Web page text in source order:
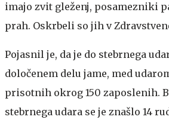
imajo zvit gleženj, posamezniki
prah. Oskrbeli so jih v
Pojasnil je, da je do stebrnega
določenem delu jame, med
prisotnih okrog 150 zaposlenih.
stebrnega udara se je znašlo 14